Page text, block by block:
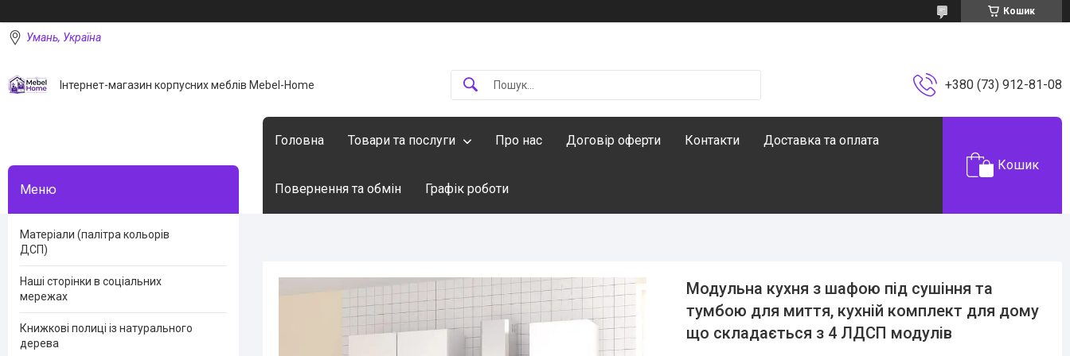
Кошик
Умань, Україна
Інтернет-магазин корпусних меблів Mebel-Home +380 (73) 912-81-08
Головна Товари та послуги Про нас Договір оферти Контакти Доставка та оплата
Повернення та обмін Графік роботи
Кошик
Модульна кухня з шафою під сушіння та
тумбою для миття, кухній комплект для дому
що складається з 4 ЛДСП модулів
Матеріали (палітра кольорів
ДСП)
Наші сторінки в соціальних
мережах
Книжкові полиці із натурального
дерева